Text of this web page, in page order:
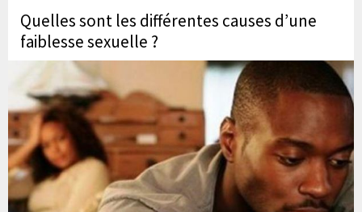
Quelles sont les différentes causes d’une
faiblesse sexuelle ?